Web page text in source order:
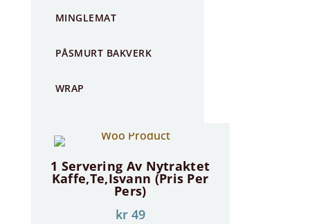
MINGLEMAT
PÅSMURT BAKVERK
WRAP
1 Servering Av Nytraktet
Kaffe,te,isvann (Pris Per
Pers)
kr49